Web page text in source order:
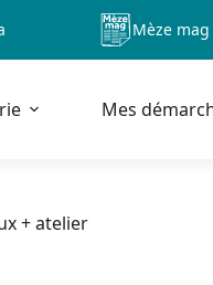
Mèze mag
Mes
+ atelier